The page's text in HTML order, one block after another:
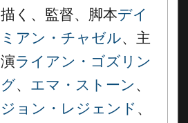
描く、監督、脚本デイ
ミアン・チャゼル、主
演ライアン・ゴズリン
グ、 エマ・ストーン 、
ジョン・レジェンド 、